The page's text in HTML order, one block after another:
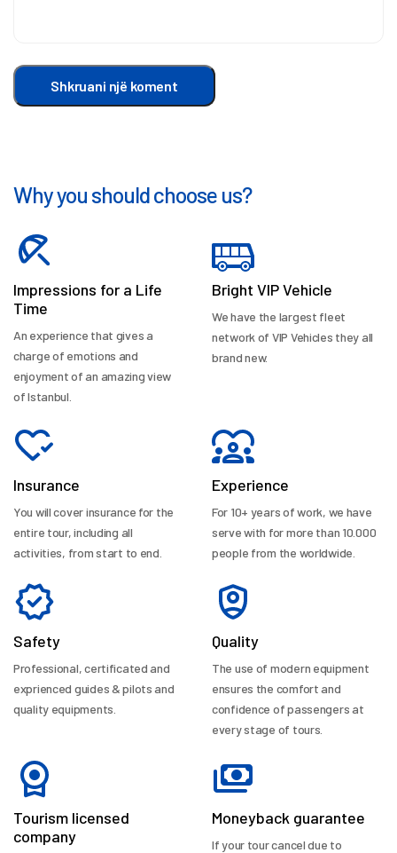
Shkruani një koment
Why you should choose us?
Impressions for a Life
Time
An experience that gives a
charge of emotions and
enjoyment of an amazing view
of Istanbul.
Bright VIP Vehicle
We have the largest fleet
network of VIP Vehicles they all
brand new.
Insurance
You will cover insurance for the
entire tour, including all
activities, from start to end.
Experience
For 10+ years of work, we have
serve with for more than 10.000
people from the worldwide.
Safety
Professional, certificated and
exprienced guides & pilots and
quality equipments.
Quality
The use of modern equipment
ensures the comfort and
confidence of passengers at
every stage of tours.
Tourism licensed
company
Moneyback guarantee
If your tour cancel due to